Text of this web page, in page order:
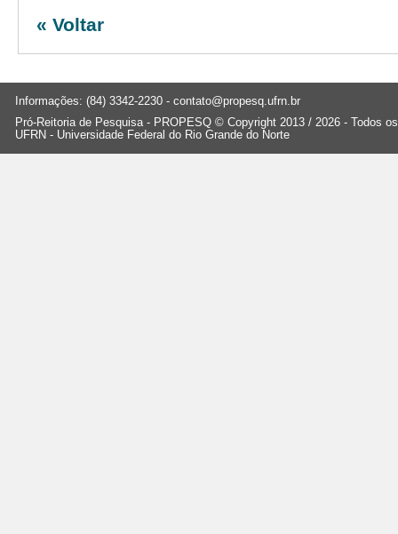
« Voltar
Informações: (84) 3342-2230 - contato@propesq.ufrn.br
Pró-Reitoria de Pesquisa - PROPESQ © Copyright 2013 / 2026 - Todos
UFRN - Universidade Federal do Rio Grande do Norte